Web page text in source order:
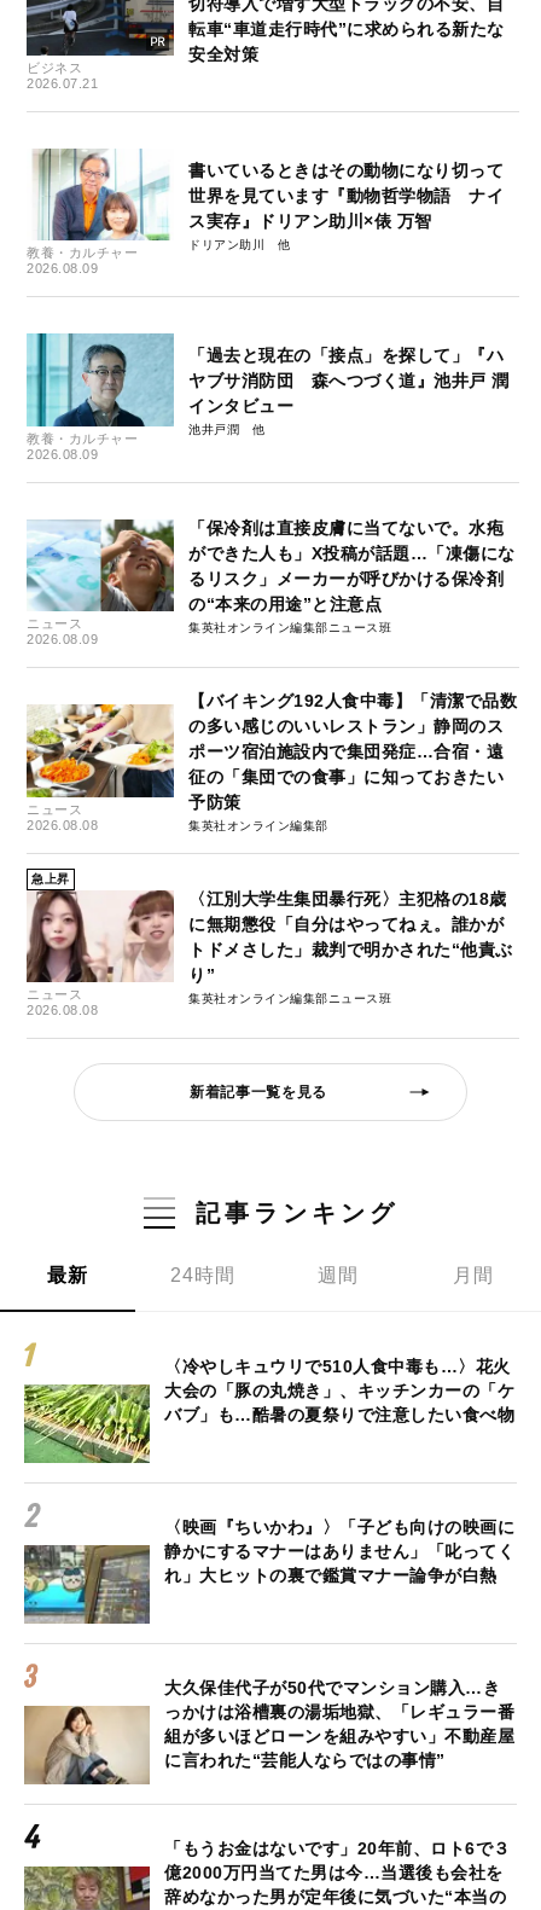
ビジネス
2026.07.21
転車“車道走行時代”に求められる新たな
安全対策
教養・カルチャー
2026.08.09
書いているときはその動物になり切って
世界を見ています『動物哲学物語 ナイ
ス実存』ドリアン助川×俵 万智
ドリアン助川
教養・カルチャー
2026.08.09
「過去と現在の「接点」を探して」『ハ
ヤブサ消防団 森へつづく道』池井戸 潤
インタビュー
池井戸潤
ニュース
2026.08.09
「保冷剤は直接皮膚に当てないで。水疱
ができた人も」X投稿が話題…「凍傷にな
るリスク」メーカーが呼びかける保冷剤
の“本来の用途”と注意点
集英社オンライン編集部ニュース班
ニュース
2026.08.08
【バイキング192人食中毒】「清潔で品数
の多い感じのいいレストラン」静岡のス
ポーツ宿泊施設内で集団発症…合宿・遠
征の「集団での食事」に知っておきたい
予防策
集英社オンライン編集部
急上昇
ニュース
2026.08.08
〈江別大学生集団暴行死〉主犯格の18歳
に無期懲役「自分はやってねぇ。誰かが
トドメさした」裁判で明かされた“他責ぶ
り”
集英社オンライン編集部ニュース班
新着記事一覧を見る
記事ランキング
最新 24時間 週間 月間
〈冷やしキュウリで510人食中毒も…〉花火
大会の「豚の丸焼き」、キッチンカーの「ケ
バブ」も…酷暑の夏祭りで注意したい食べ物
〈映画『ちいかわ』〉「子ども向けの映画に
静かにするマナーはありません」「叱ってく
れ」大ヒットの裏で鑑賞マナー論争が白熱
大久保佳代子が50代でマンション購入…き
っかけは浴槽裏の湯垢地獄、「レギュラー番
組が多いほどローンを組みやすい」不動産屋
に言われた“芸能人ならではの事情”
「もうお金はないです」20年前、ロト6で３
億2000万円当てた男は今…当選後も会社を
辞めなかった男が定年後に気づいた“本当の